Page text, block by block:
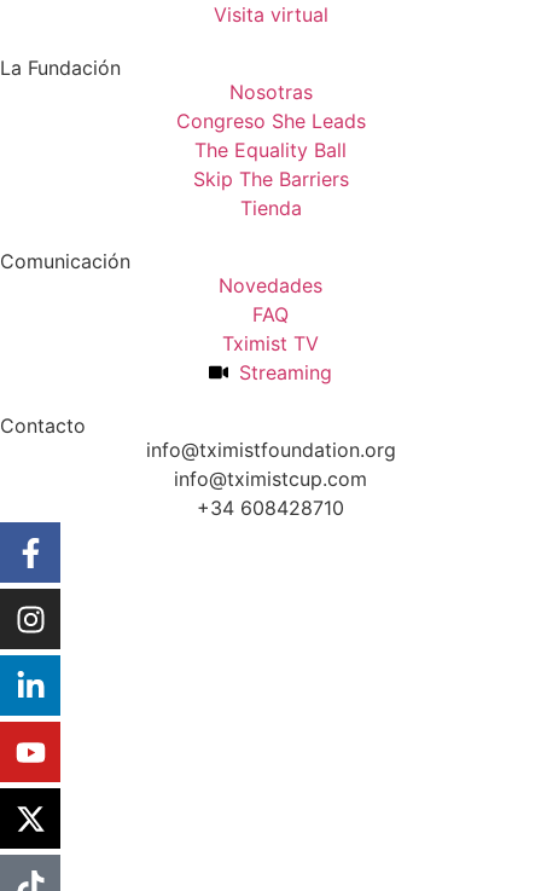
Visita virtual
La Fundación
Nosotras
Congreso She Leads
The Equality Ball
Skip The Barriers
Tienda
Comunicación
Novedades
FAQ
Tximist TV
Streaming
Contacto
info@tximistfoundation.org
info@tximistcup.com
+34 608428710